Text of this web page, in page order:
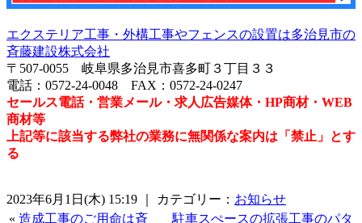
エクステリア工事・外構工事やフェンスの設置は多治見市の
斉藤建設株式会社
〒507-0055 岐阜県多治見市喜多町３丁目３３
電話：0572-24-0048 FAX：0572-24-0247
セールス電話・営業メール・求人広告媒体・HP商材・WEB
商材等
上記等に該当する弊社の業務に無関係な案内は「禁止」とす
る
2023年6月1日(木) 15:19 ｜ カテゴリー： お知らせ
« 造成工事のご用命は斉
駐車スぺースの拡張工事のパタ